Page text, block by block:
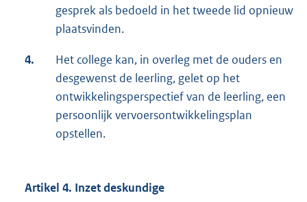
gesprek als bedoeld in het tweede lid opnieuw
plaatsvinden.
4.
Het college kan, in overleg met de ouders en
desgewenst de leerling, gelet op het
ontwikkelingsperspectief van de leerling, een
persoonlijk vervoersontwikkelingsplan
opstellen.
Artikel 4. Inzet deskundige